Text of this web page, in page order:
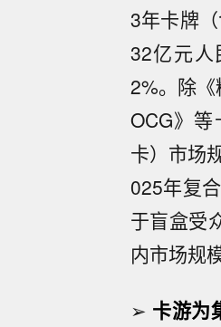
3年卡牌
32亿元人
2%。除
OCG》
卡）市场
025年复
于盲盒受
内市场规
➢ 卡游为